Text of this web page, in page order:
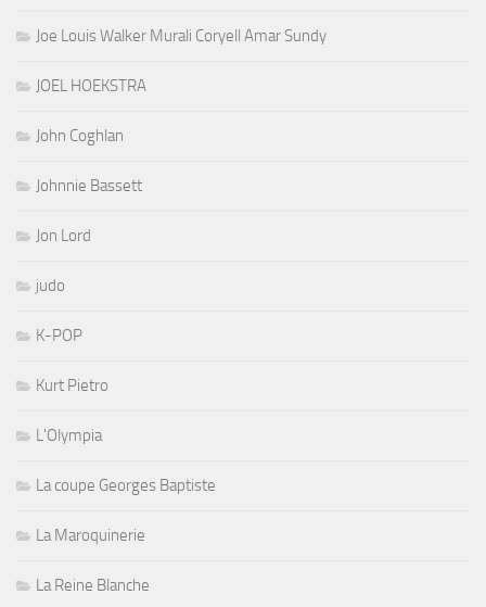
Joe Louis Walker Murali Coryell Amar Sundy
JOEL HOEKSTRA
John Coghlan
Johnnie Bassett
Jon Lord
judo
K-POP
Kurt Pietro
L'Olympia
La coupe Georges Baptiste
La Maroquinerie
La Reine Blanche